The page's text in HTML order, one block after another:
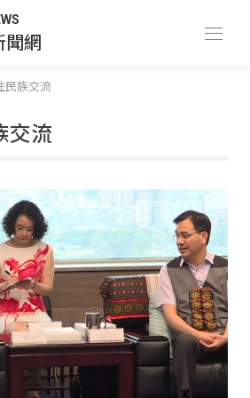
聞網
民族交流
交流